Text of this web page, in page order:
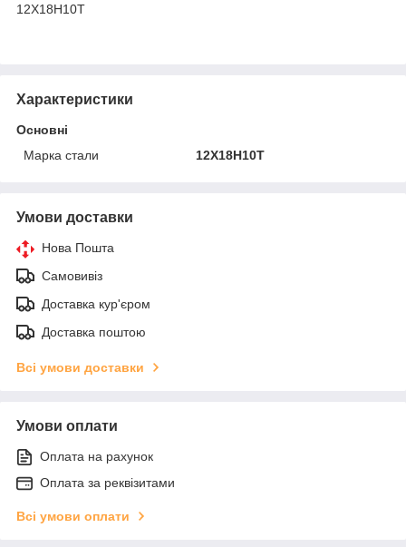
12Х18Н10Т
Характеристики
Основні
Марка стали
12Х18Н10Т
Умови доставки
Нова Пошта
Самовивіз
Доставка кур'єром
Доставка поштою
Всі умови доставки
Умови оплати
Оплата на рахунок
Оплата за реквізитами
Всі умови оплати